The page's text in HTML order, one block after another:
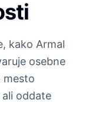
kako Armal
osebne
mesto
oddate